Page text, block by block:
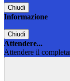
Chiudi
Informazione
Chiudi
Attendere...
Attendere il